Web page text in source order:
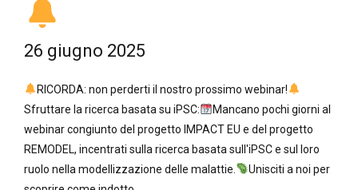
26 giugno 2025
RICORDA: non perderti il nostro prossimo webinar!
Sfruttare la ricerca basata su iPSC:
Mancano pochi giorni al
webinar congiunto del progetto IMPACT EU e del progetto
REMODEL, incentrati sulla ricerca basata sull'iPSC e sul loro
ruolo nella modellizzazione delle malattie.
Unisciti a noi per